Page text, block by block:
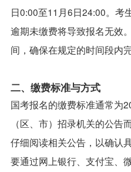
日0:00至11月6日24:00。考
逾期未缴费将导致报名无效
间，确保在规定的时间段内
二、缴费标准与方式
国考报名的缴费标准通常为
（区、市）招录机关的公告
仔细阅读相关公告，以确认
要通过网上银行、支付宝、